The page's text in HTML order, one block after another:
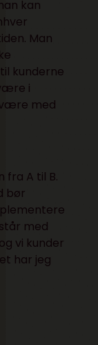
kan
Man
kunderne
i
med
A til B.
bør
med
vi kunder
har jeg